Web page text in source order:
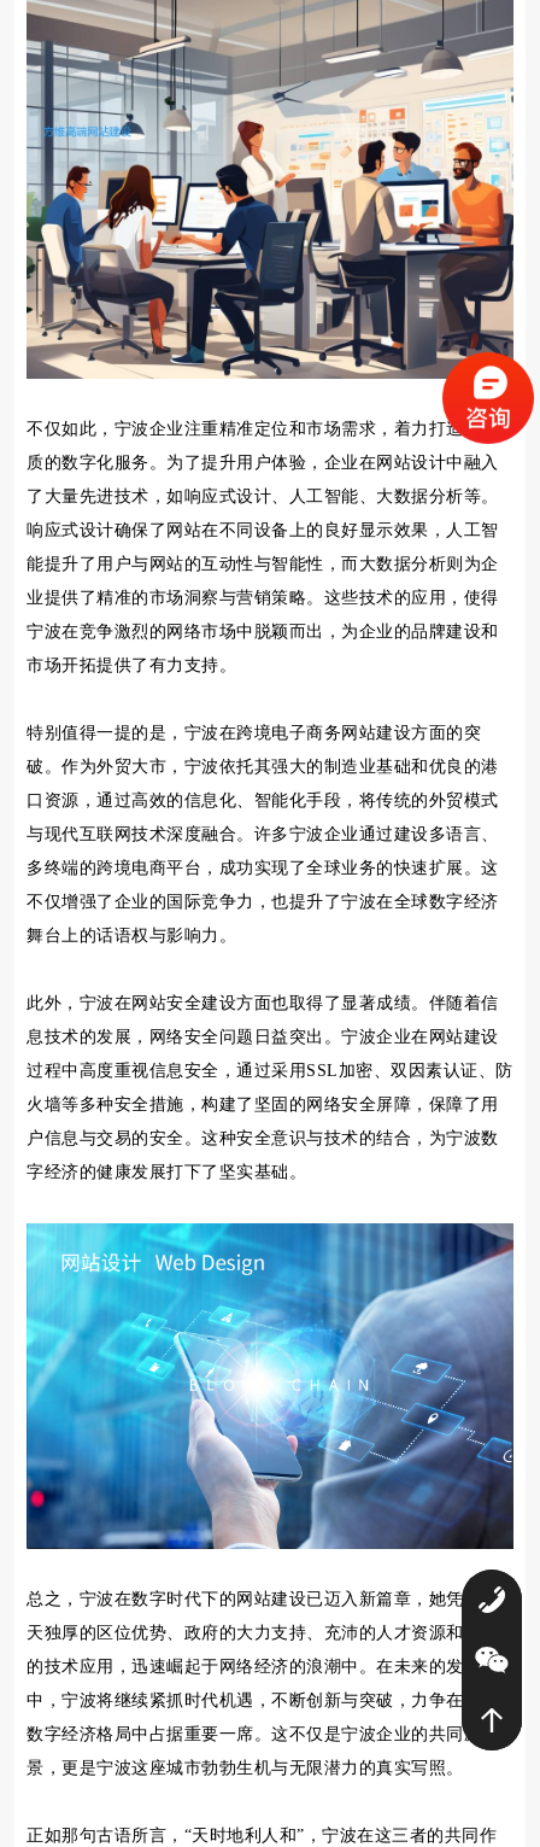
不仅如此，宁波企业注重精准定位和市场需求，着力打造高品
质的数字化服务。为了提升用户体验，企业在网站设计中融入
了大量先进技术，如响应式设计、人工智能、大数据分析等。
响应式设计确保了网站在不同设备上的良好显示效果，人工智
能提升了用户与网站的互动性与智能性，而大数据分析则为企
业提供了精准的市场洞察与营销策略。这些技术的应用，使得
宁波在竞争激烈的网络市场中脱颖而出，为企业的品牌建设和
市场开拓提供了有力支持。
特别值得一提的是，宁波在跨境电子商务网站建设方面的突
破。作为外贸大市，宁波依托其强大的制造业基础和优良的港
口资源，通过高效的信息化、智能化手段，将传统的外贸模式
与现代互联网技术深度融合。许多宁波企业通过建设多语言、
多终端的跨境电商平台，成功实现了全球业务的快速扩展。这
不仅增强了企业的国际竞争力，也提升了宁波在全球数字经济
舞台上的话语权与影响力。
此外，宁波在网站安全建设方面也取得了显著成绩。伴随着信
息技术的发展，网络安全问题日益突出。宁波企业在网站建设
过程中高度重视信息安全，通过采用SSL加密、双因素认证、防
火墙等多种安全措施，构建了坚固的网络安全屏障，保障了用
户信息与交易的安全。这种安全意识与技术的结合，为宁波数
字经济的健康发展打下了坚实基础。
总之，宁波在数字时代下的网站建设已迈入新篇章，她凭借得
天独厚的区位优势、政府的大力支持、充沛的人才资源和先进
的技术应用，迅速崛起于网络经济的浪潮中。在未来的发展
中，宁波将继续紧抓时代机遇，不断创新与突破，力争在全球
数字经济格局中占据重要一席。这不仅是宁波企业的共同愿
景，更是宁波这座城市勃勃生机与无限潜力的真实写照。
正如那句古语所言，“天时地利人和”，宁波在这三者的共同作